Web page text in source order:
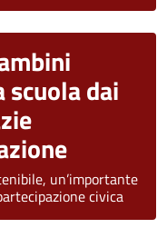
scuola dai
un’importante
civica